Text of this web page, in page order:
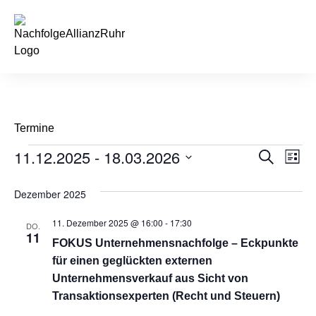
springen
Termine
Suche
Liste
11.12.2025 - 18.03.2026
Dezember 2025
DO.
11
FOKUS Unternehmensnachfolge – Eckpunkte
für einen geglückten externen
Unternehmensverkauf aus Sicht von
Transaktionsexperten (Recht und Steuern)
11. Dezember 2025 @ 16:00 - 17:30